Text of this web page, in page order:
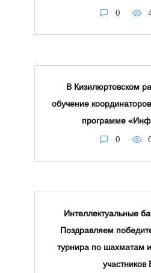
0
В Кизилюртовском
обучение
программе
0
Интеллектуальные
Поздравляем
турнира по шахматам